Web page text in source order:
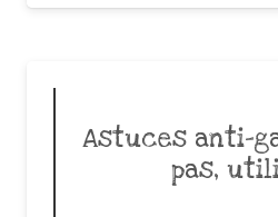
Astuces anti-
pas,